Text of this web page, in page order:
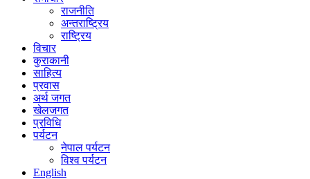
राजनीति
अन्तराष्ट्रिय
राष्ट्रिय
विचार
कुराकानी
साहित्य
प्रवास
अर्थ जगत
खेलजगत
प्रविधि
पर्यटन
नेपाल पर्यटन
विश्व पर्यटन
English